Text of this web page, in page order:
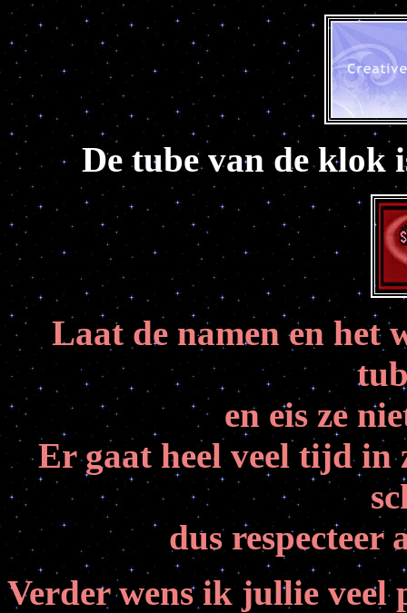
De tube van de klok
Laat de namen en het
en eis ze
Er gaat heel veel tijd in
dus respecteer
Verder wens ik jullie veel